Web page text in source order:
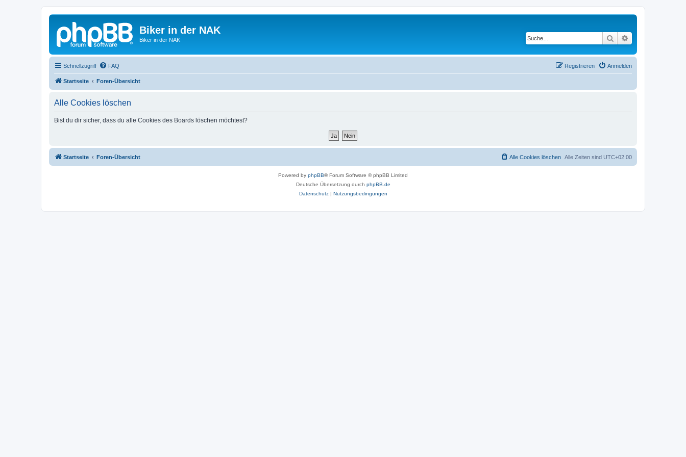
Biker in der NAK
Biker in der NAK Suche
Schnellzugriff FAQ Anmelden
Registrieren
Startseite Foren-Übersicht
Alle Cookies löschen
Bist du dir sicher, dass du alle Cookies des Boards löschen möchtest?
Startseite Foren-Übersicht Alle Zeiten sind UTC+02:00
Alle Cookies löschen
Powered by phpBB® Forum Software © phpBB Limited
Deutsche Übersetzung durch phpBB.de
Datenschutz| Nutzungsbedingungen